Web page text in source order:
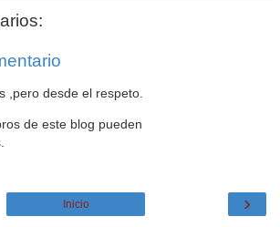
,pero desde el respeto.
de este blog pueden
›
Inicio